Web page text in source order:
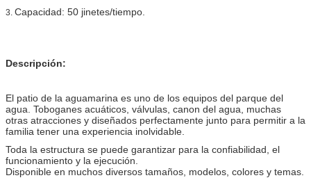
3. Capacidad: 50 jinetes/tiempo.
Descripción:
El patio de la aguamarina es uno de los equipos del parque del
agua. Toboganes acuáticos, válvulas, canon del agua, muchas
otras atracciones y diseñados perfectamente junto para permitir a la
familia tener una experiencia inolvidable.
Toda la estructura se puede garantizar para la confiabilidad, el
funcionamiento y la ejecución.
Disponible en muchos diversos tamaños, modelos, colores y temas.